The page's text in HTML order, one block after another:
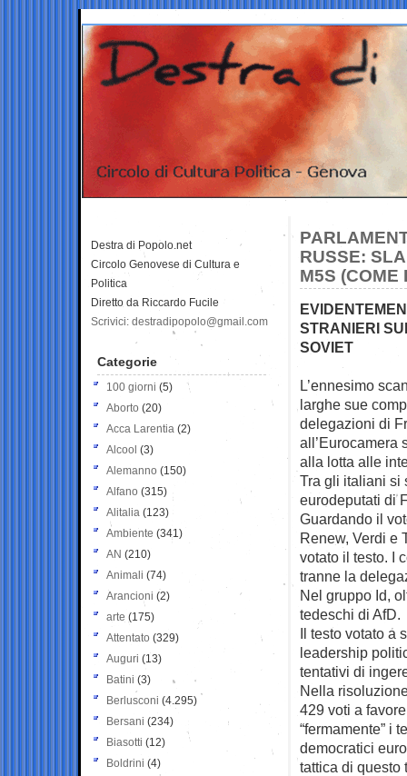
RUSSE:
M5S (COME
STRANIERI
SOVIET
L’ennesimo
larghe sue
delegazioni di
all’Eurocamera
alla lotta alle
Tra gli italiani si
eurodeputati di
Guardando il
Renew, Verdi e
votato il testo. I
tranne la
Nel gruppo Id,
tedeschi di AfD.
Il testo votato a
leadership
tentativi di
Nella
429 voti a
“fermamente” i
democratici
tattica di questo
Destra di Popolo.net
Circolo Genovese di Cultura e
Politica
Diretto da Riccardo Fucile
Scrivici: destradipopolo@gmail.com
Categorie
100 giorni (5)
Aborto (20)
Acca Larentia (2)
Alcool (3)
Alemanno (150)
Alfano (315)
Alitalia (123)
Ambiente (341)
AN (210)
Animali (74)
Arancioni (2)
arte (175)
Attentato (329)
Auguri (13)
Batini (3)
Berlusconi (4.295)
Bersani (234)
Biasotti (12)
Boldrini (4)